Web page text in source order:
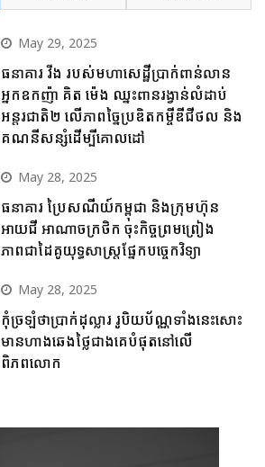
May 29, 2025
ធនាគារ វីង របស់មហាសេដ្ឋីប្រាក់ពាន់លាន
អ្នកឧកញ៉ា គិត ម៉េង ឈ្នះពានរង្វាន់លំដាប់
អន្តរជាតិ២ លើភាពច្នៃប្រឌិតកម្ចីឌីជីថល និង
គណនីសន្សំដើម្បីគោលដៅ
May 28, 2025
ធនាគារ ប្រៃសណីយ៍កម្ពុជា និងក្រុមហ៊ុន
អាយជី អាណាចក្រថិក ចុះកិច្ចព្រមព្រៀង
ភាពជាដៃគូយុទ្ធសាស្ត្រផ្នែកបច្ចេកវិទ្យា
May 28, 2025
កុំច្រឡំថាប្រាក់ដុល្លារ រូបិយប័ណ្ណទាំងនេះសោះ
មានហាងឆេងថ្លៃជាងគេបំផុតនៅលើ
ពិភពលោក